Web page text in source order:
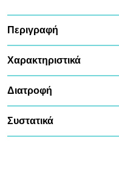
Περιγραφή
Χαρακτηριστικά
Διατροφή
Συστατικά